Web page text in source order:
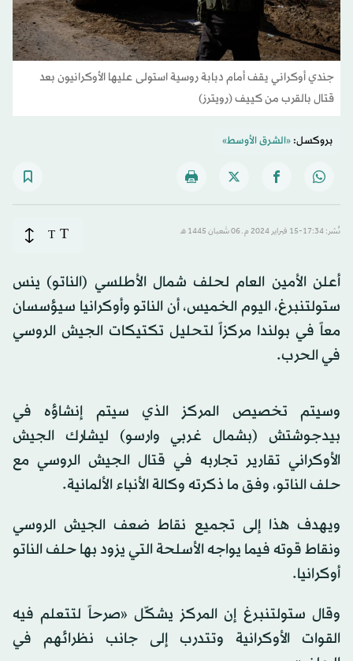
جندي أوكراني يقف أمام دبابة روسية استولى عليها الأوكرانيون بعد
قتال بالقرب من كييف (رويترز)
بروكسل:«الشرق الأوسط»
نُشر: 17:34-15 فبراير 2024 م ـ 06 شَعبان 1445 هـ T
T
أعلن الأمين العام لحلف شمال الأطلسي (الناتو) ينس
ستولتنبرغ، اليوم الخميس، أن الناتو وأوكرانيا سيؤسسان
معاً في بولندا مركزاً لتحليل تكتيكات الجيش الروسي
في الحرب.
وسيتم تخصيص المركز الذي سيتم إنشاؤه في
بيدجوشتش (بشمال غربي وارسو) ليشارك الجيش
الأوكراني تقارير تجاربه في قتال الجيش الروسي مع
حلف الناتو، وفق ما ذكرته وكالة الأنباء الألمانية.
ويهدف هذا إلى تجميع نقاط ضعف الجيش الروسي
ونقاط قوته فيما يواجه الأسلحة التي يزود بها حلف الناتو
أوكرانيا.
وقال ستولتنبرغ إن المركز يشكّل «صرحاً لتتعلم فيه
القوات الأوكرانية وتتدرب إلى جانب نظرائهم في